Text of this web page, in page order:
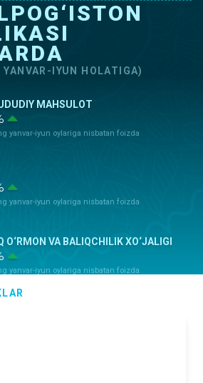
IYUN HOLATIGA)
MAHSULOT
yanvar-iyun oylariga nisbatan foizda
yanvar-iyun oylariga nisbatan foizda
O‘RMON VA BALIQCHILIK XO‘JALIGI
yanvar-iyun oylariga nisbatan foizda